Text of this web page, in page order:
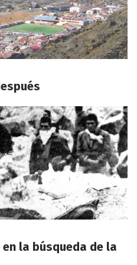
la búsqueda de la